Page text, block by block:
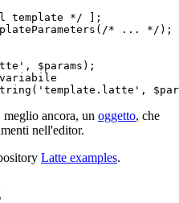
template */ ];
* ... */);
$params);
meglio ancora, un oggetto, che
nell'editor.
Latte examples.